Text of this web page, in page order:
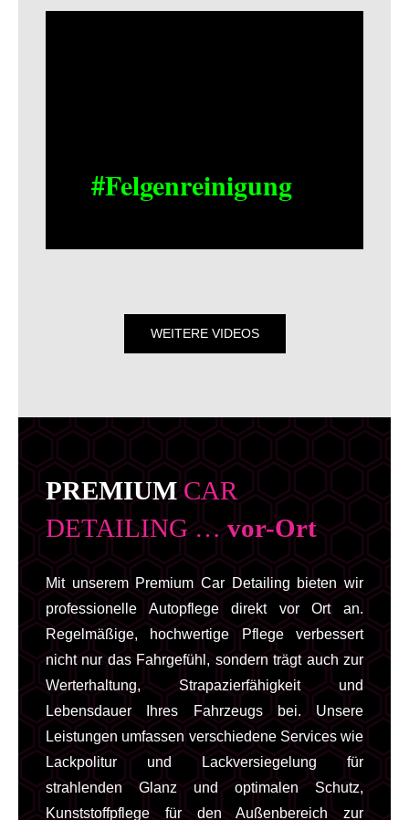
#Felgenreinigung
WEITERE VIDEOS
PREMIUM CAR
DETAILING … vor-Ort
Mit unserem Premium Car Detailing bieten wir
professionelle Autopflege direkt vor Ort an.
Regelmäßige, hochwertige Pflege verbessert
nicht nur das Fahrgefühl, sondern trägt auch zur
Werterhaltung, Strapazierfähigkeit und
Lebensdauer Ihres Fahrzeugs bei. Unsere
Leistungen umfassen verschiedene Services wie
Lackpolitur und Lackversiegelung für
strahlenden Glanz und optimalen Schutz,
Kunststoffpflege für den Außenbereich zur